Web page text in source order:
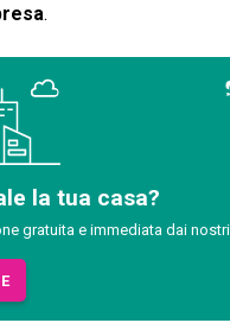
.
la tua casa?
gratuita e immediata dai